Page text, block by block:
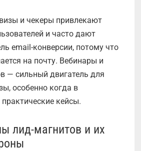
и чекеры привлекают
и часто дают
email-конверсии, потому что
на почту. Вебинары и
— сильный двигатель для
особенно когда в
кейсы.
лид-магнитов и их